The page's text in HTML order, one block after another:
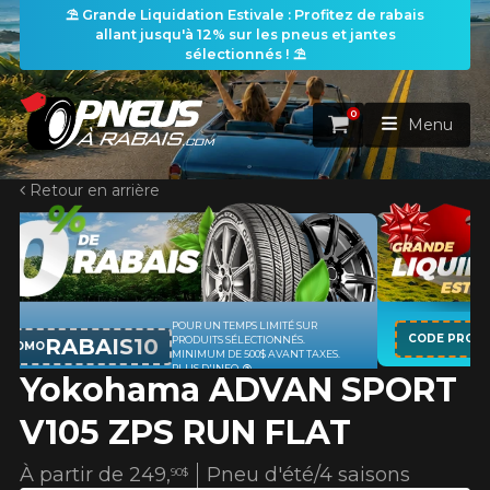
⛱️ Grande Liquidation Estivale : Profitez de rabais
allant jusqu'à 12% sur les pneus et jantes
sélectionnés ! ⛱️
ACCUEIL
PNEUS
RECHERCHE DE PNEUS VOIR TOUT
Rechercher par
Par dimensions Par véhicule
Recherche par dimensions
ROUES
RECHERCHE DE ROUES VOIR TOUT
ENSEMBLES
RECHERCHE D'ENSEMBLES
PROMOTIONS
Panier
0
Menu
Retour en arrière
Yokohama ADVAN SPORT
V105 ZPS RUN FLAT
Pneu d'été/4 saisons
À partir de 249,90$
TAXES.
CODE PROMOKUMHO12
APPLICABLE SUR TOUT ACHAT
PNEUS DE MARQUE KUMHO*
D'INFO